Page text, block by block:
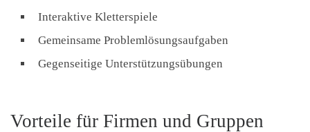
Interaktive Kletterspiele
Gemeinsame Problemlösungsaufgaben
Gegenseitige Unterstützungsübungen
Vorteile für Firmen und Gruppen